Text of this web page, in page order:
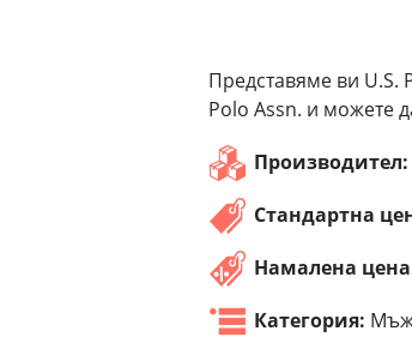
Представяме ви U.S.
Polo Assn. и можете
Производител:
Стандартна
Намалена
Категория: